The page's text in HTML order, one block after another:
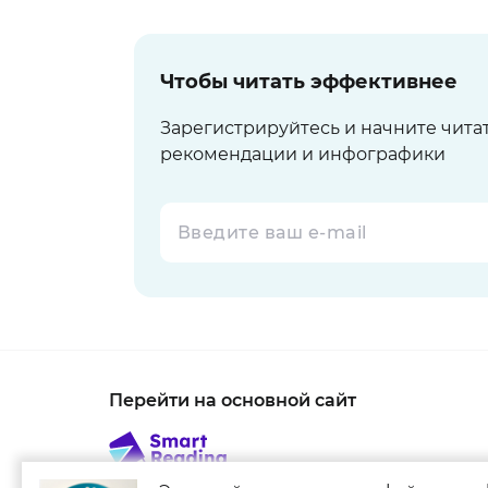
Чтобы читать эффективнее
Зарегистрируйтесь и начните
рекомендации и инфографики
Перейти на основной сайт